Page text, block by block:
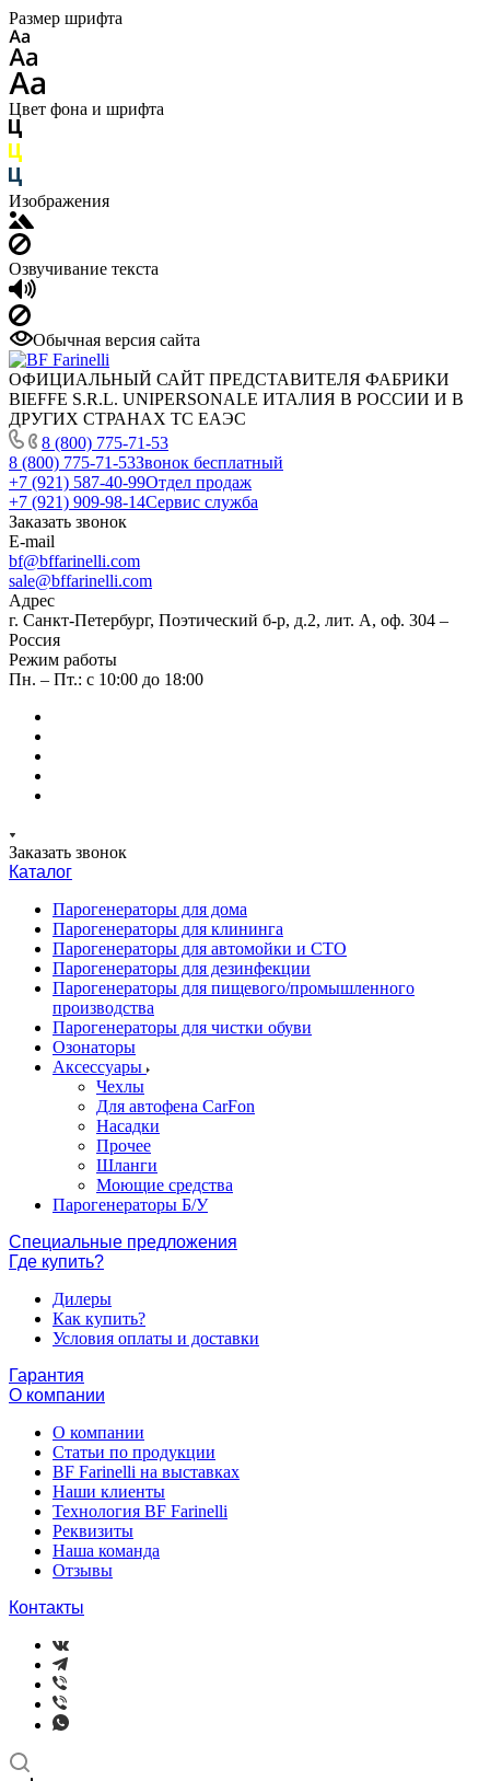
Размер шрифта
Цвет фона и шрифта
Изображения
Озвучивание текста
Обычная версия сайта
ОФИЦИАЛЬНЫЙ САЙТ ПРЕДСТАВИТЕЛЯ ФАБРИКИ
BIEFFE S.R.L. UNIPERSONALE ИТАЛИЯ В РОССИИ И В
ДРУГИХ СТРАНАХ ТС ЕАЭС
8 (800) 775-71-53
8 (800) 775-71-53Звонок бесплатный
+7 (921) 587-40-99Отдел продаж
+7 (921) 909-98-14Сервис служба
Заказать звонок
E-mail
bf@bffarinelli.com
sale@bffarinelli.com
Адрес
г. Санкт-Петербург, Поэтический б-р, д.2, лит. А, оф. 304 –
Россия
Режим работы
Пн. – Пт.: с 10:00 до 18:00
Заказать звонок
Каталог
Парогенераторы для дома
Парогенераторы для клининга
Парогенераторы для автомойки и СТО
Парогенераторы для дезинфекции
Парогенераторы для пищевого/промышленного
производства
Парогенераторы для чистки обуви
Озонаторы
Аксессуары
Чехлы
Для автофена CarFon
Насадки
Прочее
Шланги
Моющие средства
Парогенераторы Б/У
Специальные предложения
Где купить?
Дилеры
Как купить?
Условия оплаты и доставки
Гарантия
О компании
О компании
Статьи по продукции
BF Farinelli на выставках
Наши клиенты
Технология BF Farinelli
Реквизиты
Наша команда
Отзывы
Контакты